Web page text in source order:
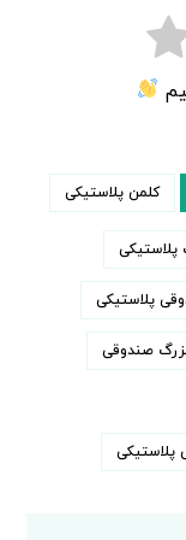
کلمن پلاستیکی
پلاستیکی
صندوقی
پلاستیکی